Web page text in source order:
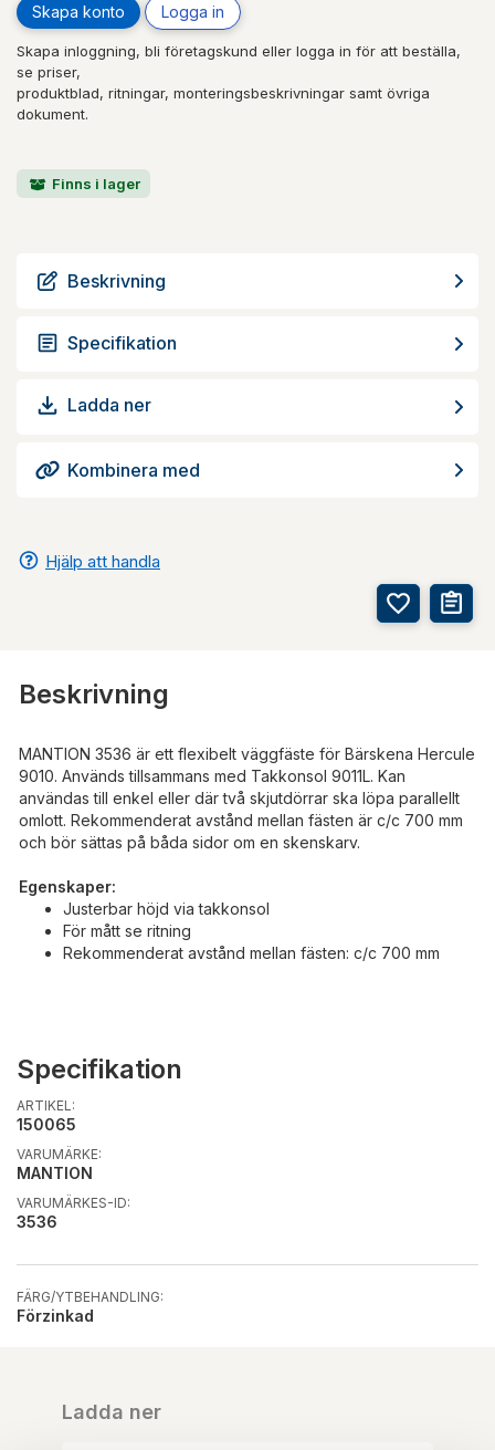
Skapa konto Logga in
Skapa inloggning, bli företagskund eller logga in för att beställa,
se priser,
produktblad, ritningar, monteringsbeskrivningar samt övriga
dokument.
Finns i lager
Beskrivning
Specifikation
Ladda ner
Kombinera med
Hjälp att handla
Beskrivning
MANTION 3536 är ett flexibelt väggfäste för Bärskena Hercule
9010. Används tillsammans med Takkonsol 9011L. Kan
användas till enkel eller där två skjutdörrar ska löpa parallellt
omlott. Rekommenderat avstånd mellan fästen är c/c 700 mm
och bör sättas på båda sidor om en skenskarv.
Egenskaper:
Justerbar höjd via takkonsol
För mått se ritning
Rekommenderat avstånd mellan fästen: c/c 700 mm
Specifikation
ARTIKEL:
150065
VARUMÄRKE:
MANTION
VARUMÄRKES-ID:
3536
FÄRG/YTBEHANDLING:
Förzinkad
Ladda ner